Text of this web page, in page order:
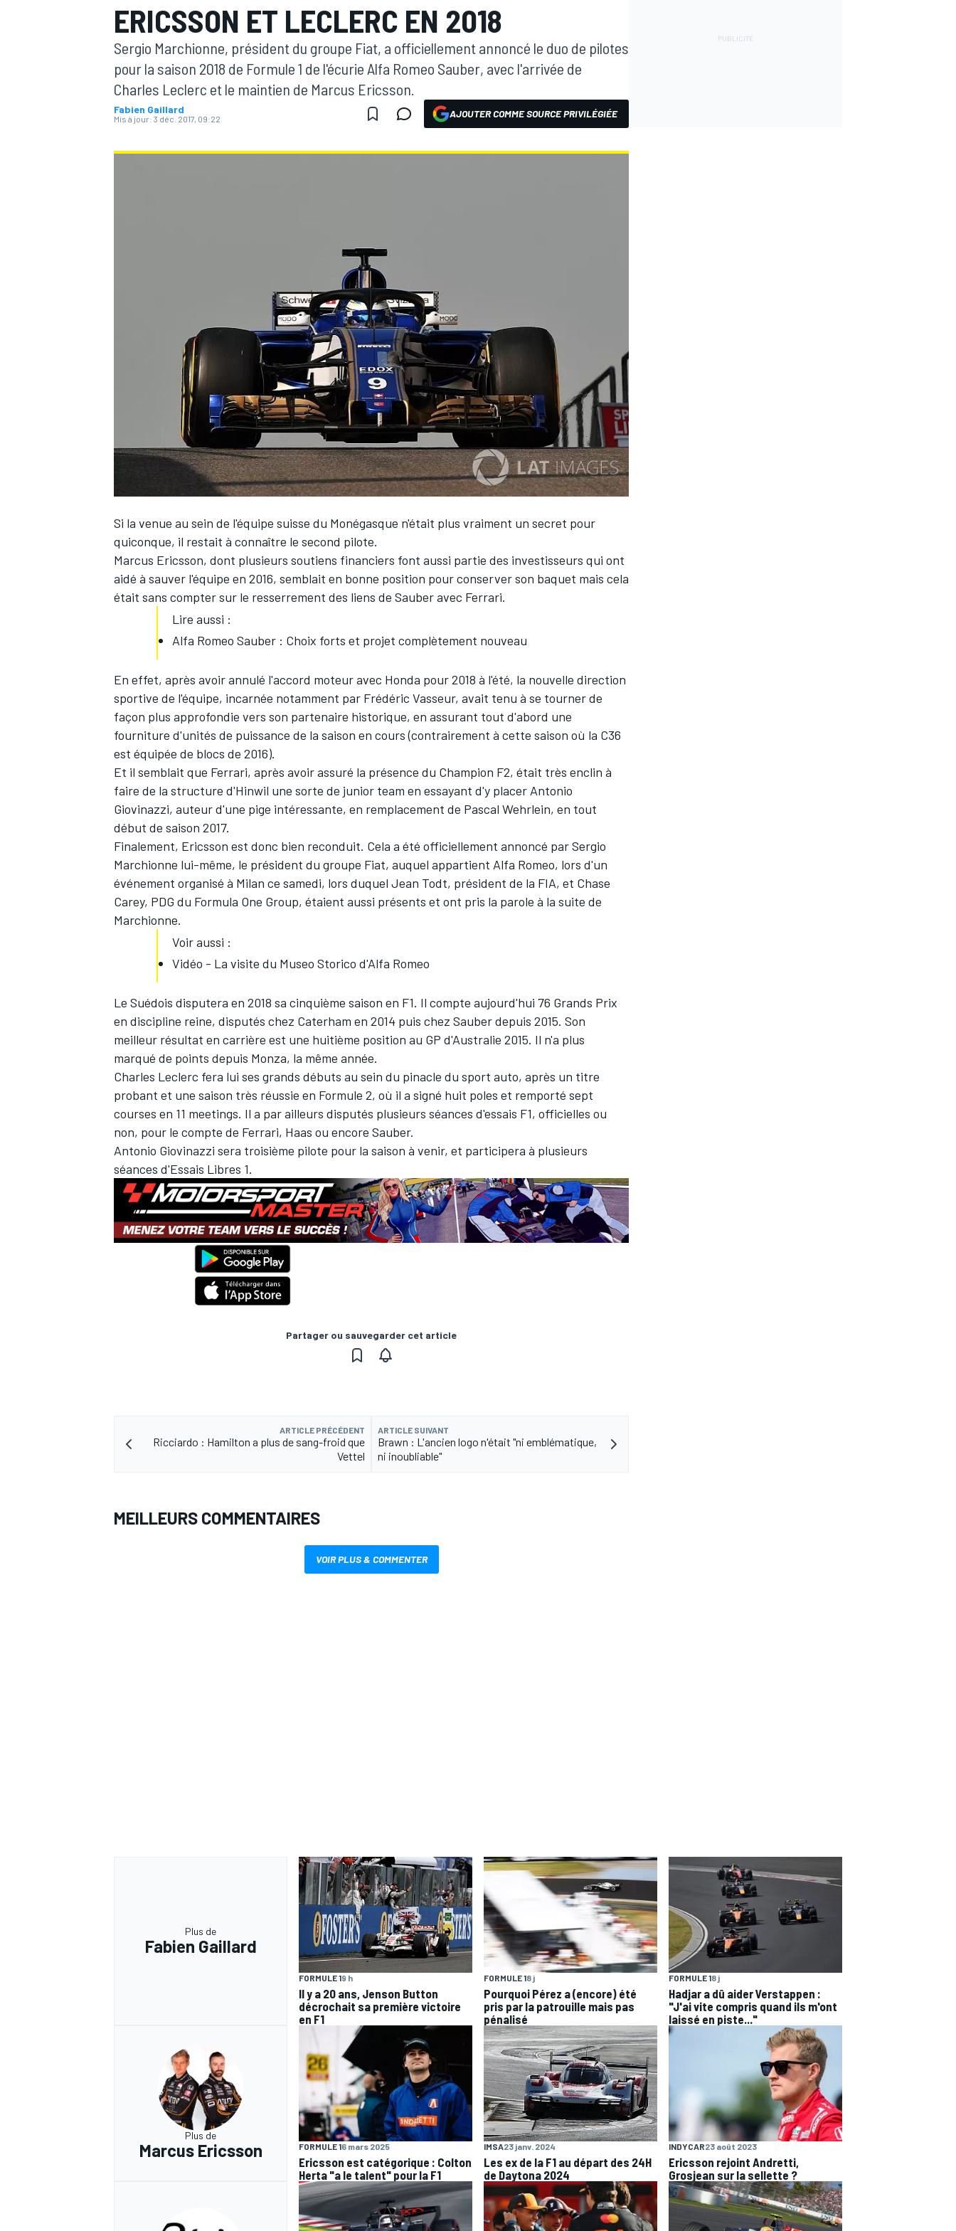
MOTOGP
WEC
ERICSSON ET LECLERC EN 2018
Sergio Marchionne, président du groupe Fiat, a officiellement annoncé le duo de pilotes
pour la saison 2018 de Formule 1 de l'écurie Alfa Romeo Sauber, avec l'arrivée de
Charles Leclerc et le maintien de Marcus Ericsson.
Fabien Gaillard
Mis à jour: 3 déc. 2017, 09:22 AJOUTER COMME SOURCE PRIVILÉGIÉE
Si la venue au sein de l'équipe suisse du Monégasque n'était plus vraiment un secret pour
quiconque, il restait à connaître le second pilote.
Marcus Ericsson, dont plusieurs soutiens financiers font aussi partie des investisseurs qui ont
aidé à sauver l'équipe en 2016, semblait en bonne position pour conserver son baquet mais cela
était sans compter sur le resserrement des liens de Sauber avec Ferrari.
Lire aussi :
Alfa Romeo Sauber : Choix forts et projet complètement nouveau
En effet, après avoir annulé l'accord moteur avec Honda pour 2018 à l'été, la nouvelle direction
sportive de l'équipe, incarnée notamment par Frédéric Vasseur, avait tenu à se tourner de
façon plus approfondie vers son partenaire historique, en assurant tout d'abord une
fourniture d'unités de puissance de la saison en cours (contrairement à cette saison où la C36
est équipée de blocs de 2016).
Et il semblait que Ferrari, après avoir assuré la présence du Champion F2, était très enclin à
faire de la structure d'Hinwil une sorte de junior team en essayant d'y placer Antonio
Giovinazzi, auteur d'une pige intéressante, en remplacement de Pascal Wehrlein, en tout
début de saison 2017.
Finalement, Ericsson est donc bien reconduit. Cela a été officiellement annoncé par Sergio
Marchionne lui-même, le président du groupe Fiat, auquel appartient Alfa Romeo, lors d'un
événement organisé à Milan ce samedi, lors duquel Jean Todt, président de la FIA, et Chase
Carey, PDG du Formula One Group, étaient aussi présents et ont pris la parole à la suite de
Marchionne.
Voir aussi :
Vidéo - La visite du Museo Storico d'Alfa Romeo
Le Suédois disputera en 2018 sa cinquième saison en F1. Il compte aujourd'hui 76 Grands Prix
en discipline reine, disputés chez Caterham en 2014 puis chez Sauber depuis 2015. Son
meilleur résultat en carrière est une huitième position au GP d'Australie 2015. Il n'a plus
marqué de points depuis Monza, la même année.
Charles Leclerc fera lui ses grands débuts au sein du pinacle du sport auto, après un titre
probant et une saison très réussie en Formule 2, où il a signé huit poles et remporté sept
courses en 11 meetings. Il a par ailleurs disputés plusieurs séances d'essais F1, officielles ou
non, pour le compte de Ferrari, Haas ou encore Sauber.
Antonio Giovinazzi sera troisième pilote pour la saison à venir, et participera à plusieurs
séances d'Essais Libres 1.
Partager ou sauvegarder cet article
ARTICLE PRÉCÉDENT
Ricciardo : Hamilton a plus de sang-froid que
Vettel
ARTICLE SUIVANT
Brawn : L'ancien logo n'était "ni emblématique,
ni inoubliable"
MEILLEURS COMMENTAIRES
VOIR PLUS & COMMENTER
Plus de
Fabien Gaillard
FORMULE 19 h
Il y a 20 ans, Jenson Button
décrochait sa première victoire
en F1
FORMULE 18 j
Pourquoi Pérez a (encore) été
pris par la patrouille mais pas
pénalisé
FORMULE 18 j
Hadjar a dû aider Verstappen :
"J'ai vite compris quand ils m'ont
laissé en piste..."
Plus de
Marcus Ericsson FORMULE 16 mars 2025
Ericsson est catégorique : Colton
Herta "a le talent" pour la F1
IMSA23 janv. 2024
Les ex de la F1 au départ des 24H
de Daytona 2024
INDYCAR23 août 2023
Ericsson rejoint Andretti,
Grosjean sur la sellette ?